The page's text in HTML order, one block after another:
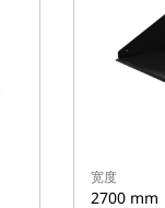
宽度
2700 mm